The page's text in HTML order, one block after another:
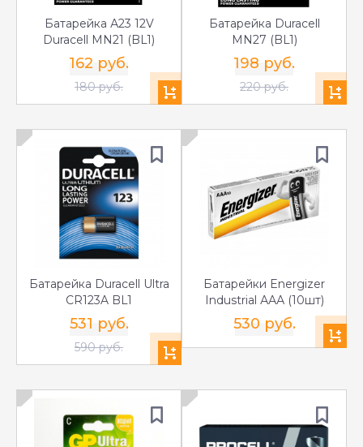
Батарейка А23 12V
Duracell MN21 (BL1)
162 руб.
180 руб.
Батарейка Duracell
MN27 (BL1)
198 руб.
220 руб.
Батарейка Duracell Ultra
CR123A BL1
531 руб.
590 руб.
Батарейки Energizer
Industrial ААА (10шт)
530 руб.